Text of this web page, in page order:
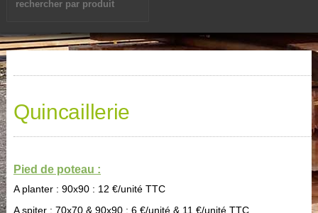
Quincaillerie
Pied de poteau :
A planter : 90x90 : 12 €/unité TTC
A spiter : 70x70 & 90x90 : 6 €/unité & 11 €/unité TTC